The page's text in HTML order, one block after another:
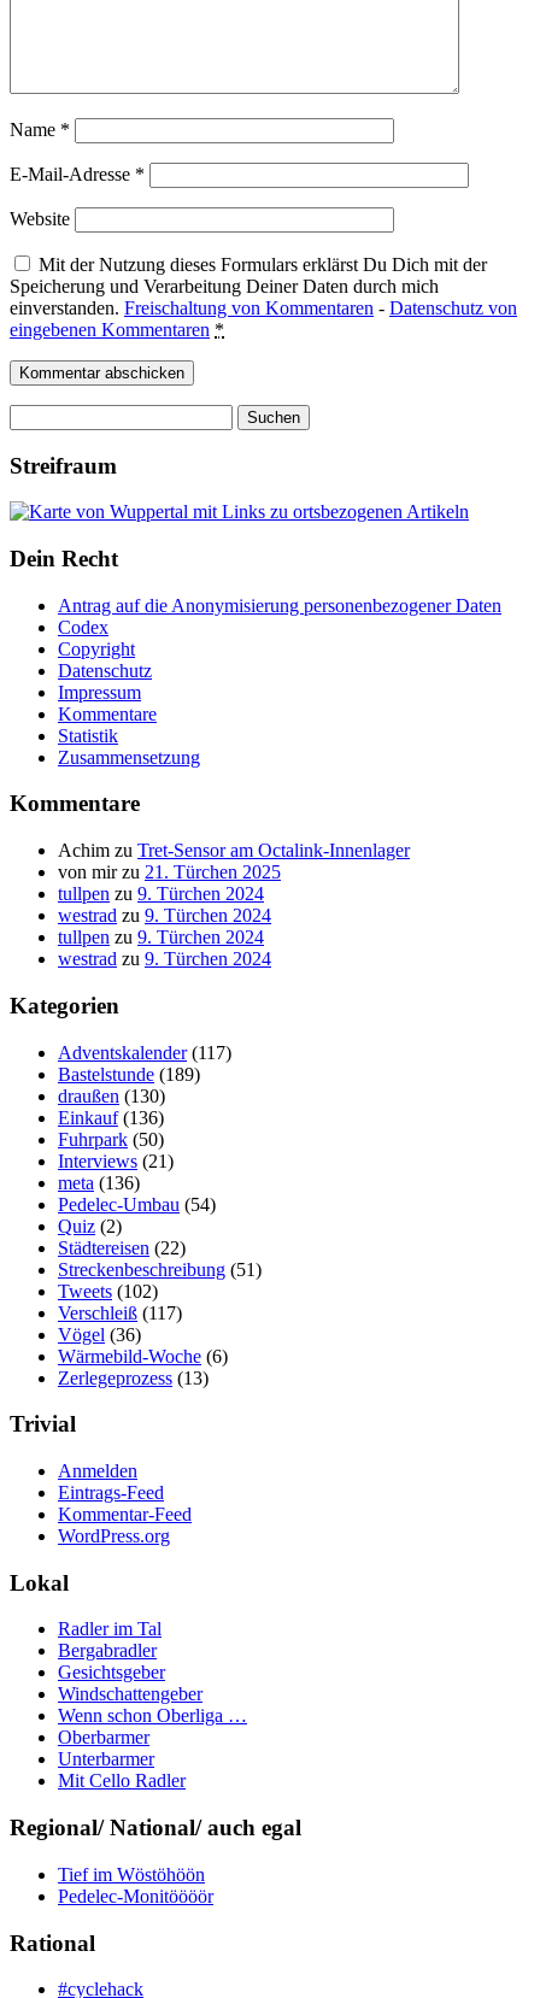
Name *
E-Mail-Adresse *
Website
Mit der Nutzung dieses Formulars erklärst Du Dich mit der
Speicherung und Verarbeitung Deiner Daten durch mich
einverstanden. Freischaltung von Kommentaren - Datenschutz von
eingebenen Kommentaren *
nach:
Streifraum
Dein Recht
Antrag auf die Anonymisierung personenbezogener Daten
Codex
Copyright
Datenschutz
Impressum
Kommentare
Statistik
Zusammensetzung
Kommentare
Achim zu Tret-Sensor am Octalink-Innenlager
von mirzu 21. Türchen 2025
tullpen zu 9. Türchen 2024
westrad zu 9. Türchen 2024
tullpen zu 9. Türchen 2024
westrad zu 9. Türchen 2024
Kategorien
Adventskalender(117)
Bastelstunde (189)
draußen (130)
Einkauf(136)
Fuhrpark (50)
Interviews (21)
meta (136)
Pedelec-Umbau (54)
Quiz (2)
Städtereisen (22)
Streckenbeschreibung (51)
Tweets (102)
Verschleiß (117)
Vögel (36)
Wärmebild-Woche (6)
Zerlegeprozess (13)
Trivial
Anmelden
Eintrags-Feed
Kommentar-Feed
WordPress.org
Lokal
Radler im Tal
Bergabradler
Gesichtsgeber
Windschattengeber
Wenn schon Oberliga …
Oberbarmer
Unterbarmer
Mit Cello Radler
Regional/ National/ auch egal
Tief im Wöstöhöön
Pedelec-Monitöööör
Rational
#cyclehack